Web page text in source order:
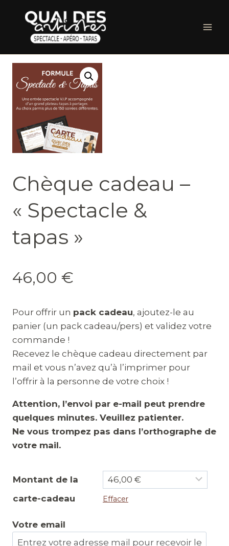
Chèque cadeau –
« Spectacle &
tapas »
46,00 €
Pour offrir un pack cadeau, ajoutez-le au
panier (un pack cadeau/pers) et validez votre
commande !
Recevez le chèque cadeau directement par
mail et vous n’avez qu’à l’imprimer pour
l’offrir à la personne de votre choix !
Attention, l’envoi par e-mail peut prendre
quelques minutes. Veuillez patienter.
Ne vous trompez pas dans l’orthographe de
votre mail.
Montant de la
carte-cadeau
Effacer
Votre email